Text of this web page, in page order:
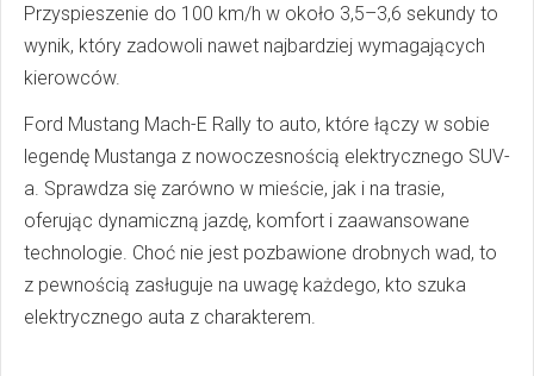
Przyspieszenie do 100 km/h w około 3,5–3,6 sekundy to
wynik, który zadowoli nawet najbardziej wymagających
kierowców.
Ford Mustang Mach-E Rally to auto, które łączy w sobie
legendę Mustanga z nowoczesnością elektrycznego SUV-
a. Sprawdza się zarówno w mieście, jak i na trasie,
oferując dynamiczną jazdę, komfort i zaawansowane
technologie. Choć nie jest pozbawione drobnych wad, to
z pewnością zasługuje na uwagę każdego, kto szuka
elektrycznego auta z charakterem.